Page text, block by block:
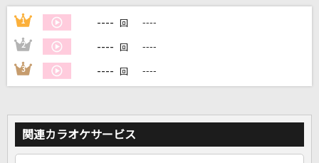
DAMに会員登録・ログインして
カラオケをもっと楽しもう！
1 ---- 回 ----
2 ---- 回 ----
3 ---- 回 ----
関連カラオケサービス